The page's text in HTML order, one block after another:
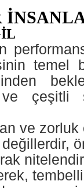
temel
ve çeşitli
ve zorluk